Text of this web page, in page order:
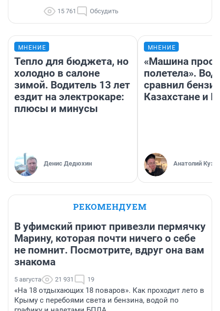
15 761 Обсудить
МНЕНИЕ
Тепло для бюджета, но
холодно в салоне
зимой. Водитель 13 лет
ездит на электрокаре:
плюсы и минусы
Денис Дедюхин
МНЕНИЕ
«Машина
полетела».
сравнил
Казахстане и
Анатолий
РЕКОМЕНДУЕМ
В уфимский приют привезли пермячку
Марину, которая почти ничего о себе
не помнит. Посмотрите, вдруг она вам
знакома
5 августа 21 931 19
«На 18 отдыхающих 18 поваров». Как проходит лето в
Крыму с перебоями света и бензина, водой по